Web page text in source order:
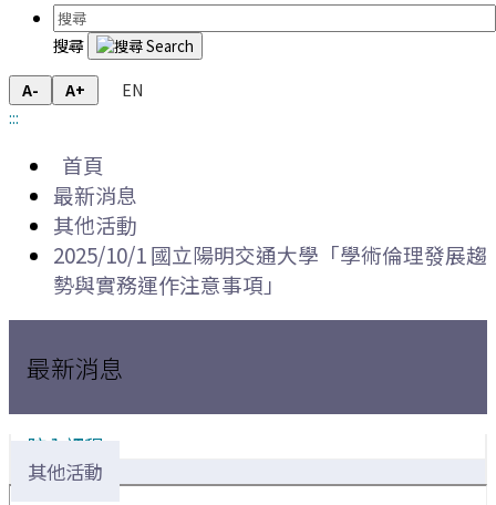
搜尋
A- A+
EN
:::
首頁
最新消息
其他活動
2025/10/1 國立陽明交通大學「學術倫理發展趨
勢與實務運作注意事項」
最新消息
院內課程
其他活動